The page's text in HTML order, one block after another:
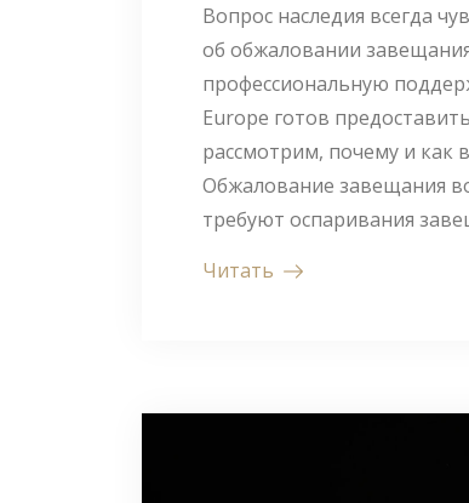
Вопрос наследия всегда
об обжаловании
профессиональную
Europe готов
рассмотрим, почему и как
Обжалование завещания
требуют оспаривания
Читать